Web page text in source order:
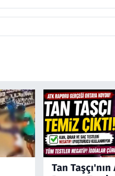
Tan Taşçı'nın